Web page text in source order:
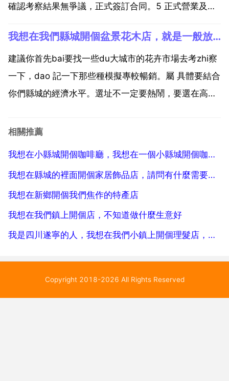
確認考察結果無爭議，正式簽訂合同。5 正式營業及後
作後，總部提供經營指導服務。小公尺之家都是自營
店，沒有加盟的 街邊那些有的是自己打的logo，有...
我想在我們縣城開個盆景花木店，就是一般放在家裡的那種不需要特
建議你首先bai要找一些du大城市的花卉市場去考zhi察
一下，dao 記一下那些種模擬專較暢銷。屬 具體要結合
你們縣城的經濟水平。選址不一定要熱鬧，要選在高檔
識，還需要一輛大的麵包車提供送花上門的服務。可以
相關推薦
我想在小縣城開個咖啡廳，我想在一個小縣城開個咖啡廳
我想在縣城的裡面開個家居飾品店，請問有什麼需要注意的，希望大家幫幫忙
我想在新鄉開個我們焦作的特產店
我想在我們鎮上開個店，不知道做什麼生意好
我是四川遂寧的人，我想在我們小鎮上開個理髮店，我想問下辦營業執照多少錢，另外還要交哪些稅，是多少
Copyright 2018-2026 All Rights Reserved